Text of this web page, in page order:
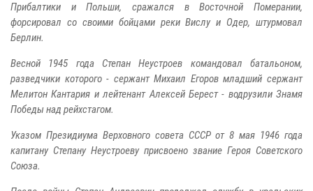
Прибалтики и Польши, сражался в Восточной Померании,
форсировал со своими бойцами реки Вислу и Одер, штурмовал
Берлин.
Весной 1945 года Степан Неустроев командовал батальоном,
разведчики которого - сержант Михаил Егоров младший сержант
Мелитон Кантария и лейтенант Алексей Берест - водрузили Знамя
Победы над рейхстагом.
Указом Президиума Верховного совета СССР от 8 мая 1946 года
капитану Степану Неустроеву присвоено звание Героя Советского
Союза.